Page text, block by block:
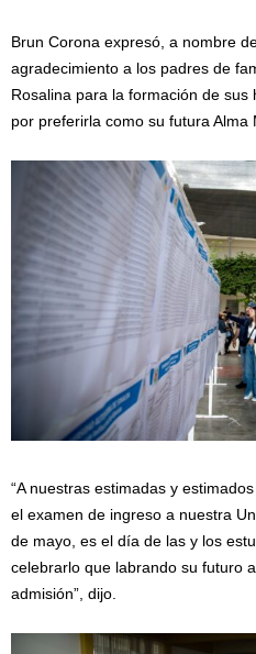
Brun Corona expresó, a nombre
agradecimiento a los padres de
Rosalina para la formación de
por preferirla como su futura Alma
“A nuestras estimadas y
el examen de ingreso a nuestra
de mayo, es el día de las y los
celebrarlo que labrando su futuro
admisión”, dijo.